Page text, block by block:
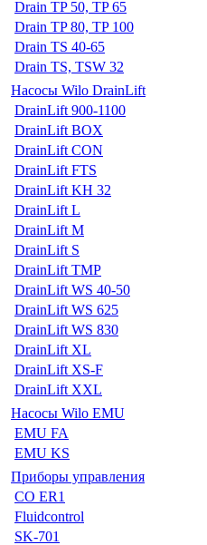
Drain TP 50, TP 65
Drain TP 80, TP 100
Drain TS 40-65
Drain TS, TSW 32
Насосы Wilo DrainLift
DrainLift 900-1100
DrainLift BOX
DrainLift CON
DrainLift FTS
DrainLift KH 32
DrainLift L
DrainLift M
DrainLift S
DrainLift TMP
DrainLift WS 40-50
DrainLift WS 625
DrainLift WS 830
DrainLift XL
DrainLift XS-F
DrainLift XXL
Насосы Wilo EMU
EMU FA
EMU KS
Приборы управления
CO ER1
Fluidcontrol
SK-701